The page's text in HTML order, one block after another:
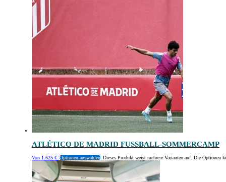
ATLÉTICO DE MADRID FUSSBALL-SOMMERCAMP
Von 1.625 € Optionen auswählen Dieses Produkt weist mehrere Varianten auf. Die Optionen